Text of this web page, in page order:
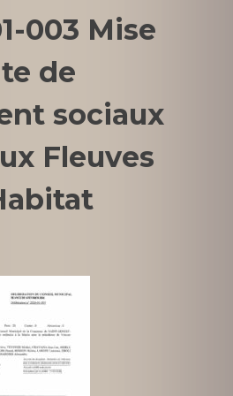
003 Mise
de
sociaux
Fleuves